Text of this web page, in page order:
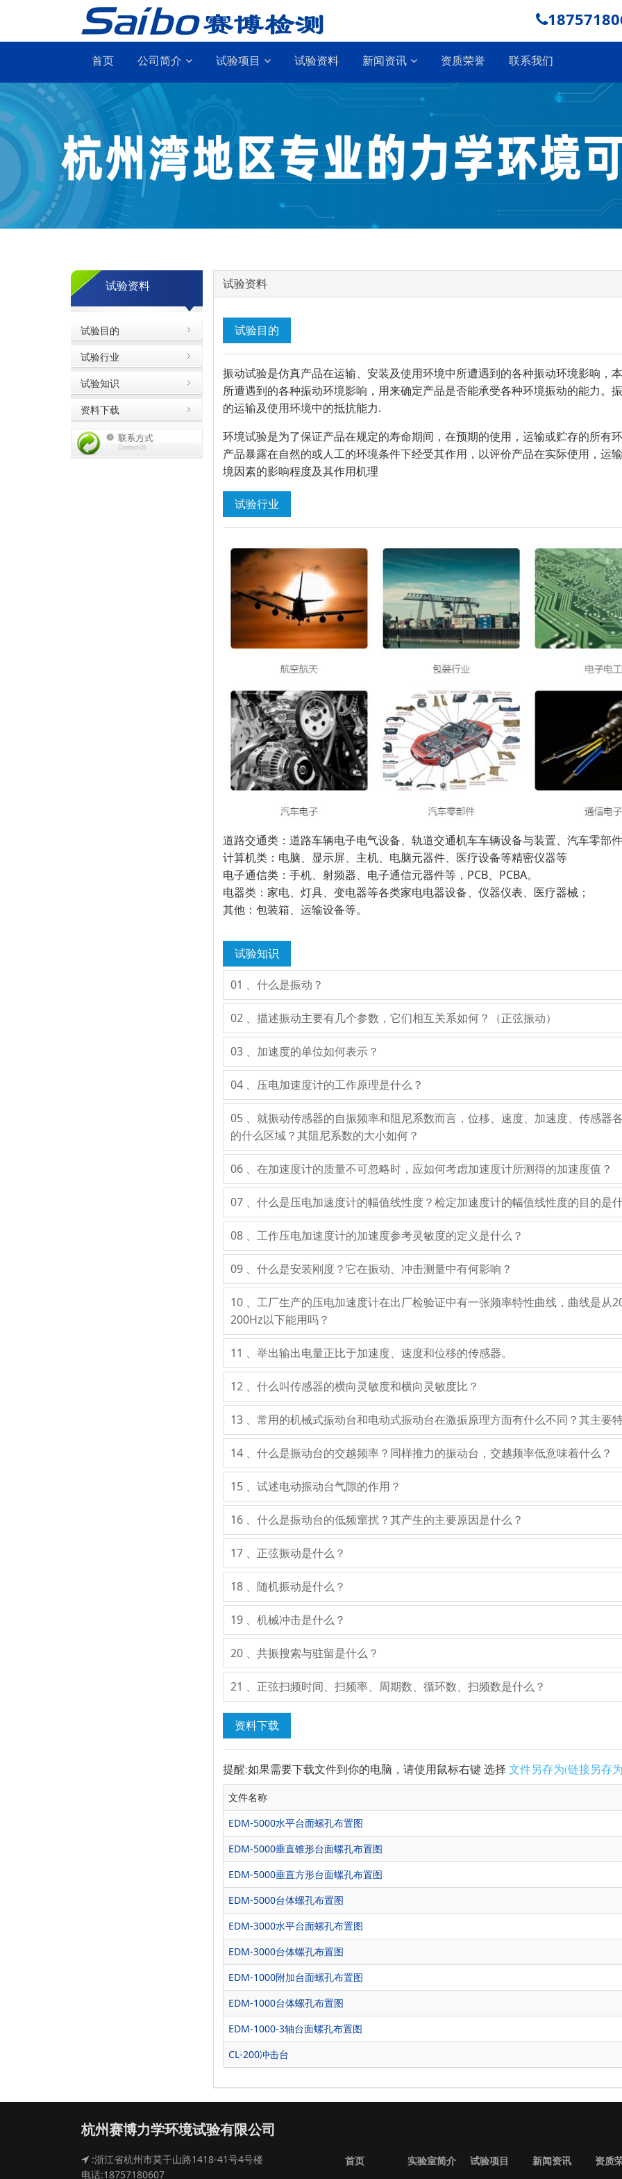
首页 公司简介 试验项目 试验资料 新闻资讯 资质荣誉 联系我们
试验资料
试验目的
试验行业
试验知识
资料下载
试验资料
试验目的
振动试验是仿真产品在运输、安装及使用环境中所遭遇到的各种振动环境影响，
所遭遇到的各种振动环境影响，用来确定产品是否能承受各种环境振动的能力。
的运输及使用环境中的抵抗能力.
环境试验是为了保证产品在规定的寿命期间，在预期的使用，运输或贮存的所有
产品暴露在自然的或人工的环境条件下经受其作用，以评价产品在实际使用，运
境因素的影响程度及其作用机理
试验行业
道路交通类：道路车辆电子电气设备、轨道交通机车车辆设备与装置、汽车零部
计算机类：电脑、显示屏、主机、电脑元器件、医疗设备等精密仪器等
电子通信类：手机、射频器、电子通信元器件等，PCB、PCBA。
电器类：家电、灯具、变电器等各类家电电器设备、仪器仪表、医疗器械；
其他：包装箱、运输设备等。
试验知识
01 、什么是振动？
02 、描述振动主要有几个参数，它们相互关系如何？（正弦振动）
03 、加速度的单位如何表示？
04 、压电加速度计的工作原理是什么？
05 、就振动传感器的自振频率和阻尼系数而言，位移、速度、加速度、传感器
的什么区域？其阻尼系数的大小如何？
06 、在加速度计的质量不可忽略时，应如何考虑加速度计所测得的加速度值？
07 、什么是压电加速度计的幅值线性度？检定加速度计的幅值线性度的目的是
08 、工作压电加速度计的加速度参考灵敏度的定义是什么？
09 、什么是安装刚度？它在振动、冲击测量中有何影响？
10 、工厂生产的压电加速度计在出厂检验证中有一张频率特性曲线，曲线是从
200Hz以下能用吗？
11 、举出输出电量正比于加速度、速度和位移的传感器。
12 、什么叫传感器的横向灵敏度和横向灵敏度比？
13 、常用的机械式振动台和电动式振动台在激振原理方面有什么不同？其主要
14 、什么是振动台的交越频率？同样推力的振动台，交越频率低意味着什么？
15 、试述电动振动台气隙的作用？
16 、什么是振动台的低频窜扰？其产生的主要原因是什么？
17 、正弦振动是什么？
18 、随机振动是什么？
19 、机械冲击是什么？
20 、共振搜索与驻留是什么？
21 、正弦扫频时间、扫频率、周期数、循环数、扫频数是什么？
资料下载
提醒:如果需要下载文件到你的电脑，请使用鼠标右键 选择 文件另存为(链接另存
文件名称
EDM-5000水平台面螺孔布置图
EDM-5000垂直锥形台面螺孔布置图
EDM-5000垂直方形台面螺孔布置图
EDM-5000台体螺孔布置图
EDM-3000水平台面螺孔布置图
EDM-3000台体螺孔布置图
EDM-1000附加台面螺孔布置图
EDM-1000台体螺孔布置图
EDM-1000-3轴台面螺孔布置图
CL-200冲击台
杭州赛博力学环境试验有限公司
:浙江省杭州市莫干山路1418-41号4号楼
电话:18757180607
首页 实验室简介 试验项目 新闻资讯
资质